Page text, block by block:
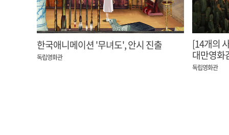
한국애니메이션 '무녀도', 안시 진출
독립영화관
[14개의
대만영화
독립영화관